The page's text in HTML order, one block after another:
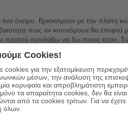
όνειρο. Βρισκόμουν με την πλάτη
πως αν κουνιόμουν θα
προτού προλάβω να δω ποιος ήταν.
Και τότε μου ήρθε μια
Κομπέιν. Τι πάει να πει γιατί;
αξία και τη μοναδική δύναμη της ζωής.
Cookies!
cookies για την εξατομίκευση
μέσων, την ανάλυση της
κορυφαία και απροβλημάτιστη
τα απαραίτητα cookies, δεν θα είναι
από τα cookies τρίτων. Για να έχετε
όλων.